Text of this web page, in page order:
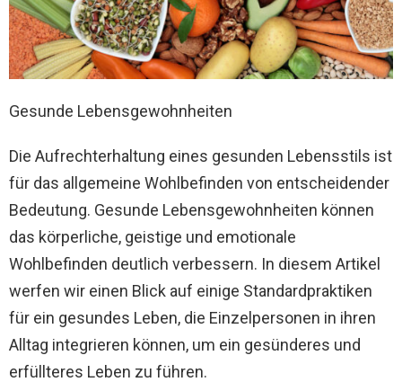
Gesunde Lebensgewohnheiten
Die Aufrechterhaltung eines gesunden Lebensstils ist
für das allgemeine Wohlbefinden von entscheidender
Bedeutung. Gesunde Lebensgewohnheiten können
das körperliche, geistige und emotionale
Wohlbefinden deutlich verbessern. In diesem Artikel
werfen wir einen Blick auf einige Standardpraktiken
für ein gesundes Leben, die Einzelpersonen in ihren
Alltag integrieren können, um ein gesünderes und
erfüllteres Leben zu führen.